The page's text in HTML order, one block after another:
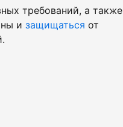
требований, а также
и защищаться от